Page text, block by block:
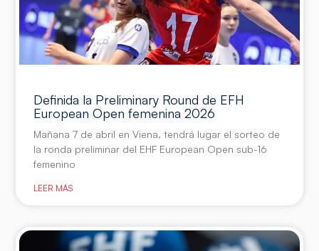
Definida la Preliminary Round de EFH
European Open femenina 2026
Mañana 7 de abril en Viena, tendrá lugar el sorteo de
la ronda preliminar del EHF European Open sub-16
femenino
LEER MÁS